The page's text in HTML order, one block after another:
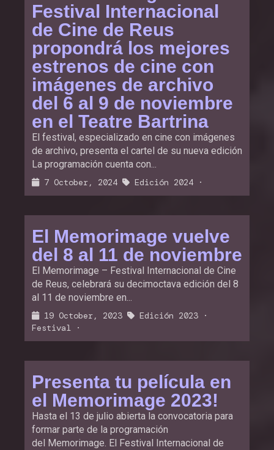
Festival Internacional
de Cine de Reus
propondrá los mejores
estrenos de cine con
imágenes de archivo
del 6 al 9 de noviembre
en el Teatre Bartrina
El festival, especializado en cine con imágenes
de archivo, presenta el cartel de su nueva edición
La programación cuenta con...
7 October, 2024 Edición 2024 ·
El Memorimage vuelve
del 8 al 11 de noviembre
El Memorimage – Festival Internacional de Cine
de Reus, celebrará su decimoctava edición del 8
al 11 de noviembre en...
19 October, 2023 Edición 2023 ·
Festival ·
Presenta tu película en
el Memorimage 2023!
Hasta el 13 de julio abierta la convocatoria para
formar parte de la programación
del Memorimage. El Festival Internacional de